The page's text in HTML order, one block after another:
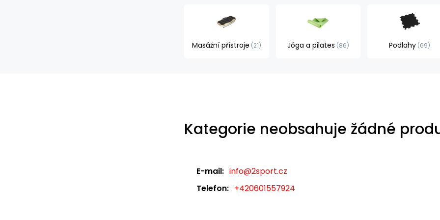
Masážní přístroje 21 Jóga a pilates 86 Podlahy 69
Kategorie neobsahuje žádné
E-mail: info@2sport.cz
Telefon: +420601557924